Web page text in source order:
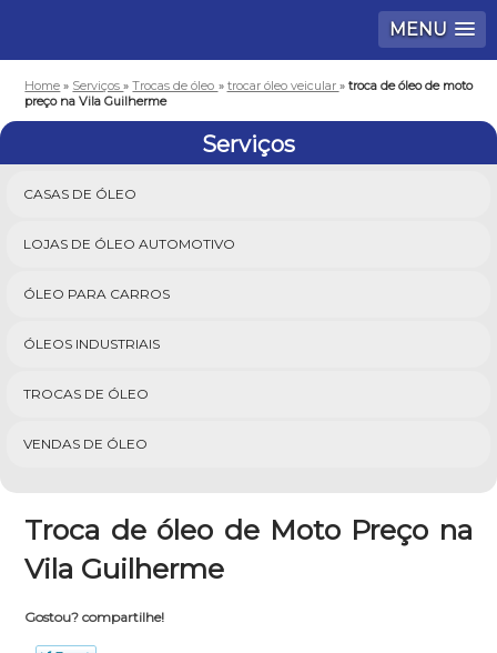
MENU
Home » Serviços»Trocas de óleo » trocar óleo veicular » troca de óleo de moto
preço na Vila Guilherme
Serviços
CASAS DE ÓLEO
LOJAS DE ÓLEO AUTOMOTIVO
ÓLEO PARA CARROS
ÓLEOS INDUSTRIAIS
TROCAS DE ÓLEO
VENDAS DE ÓLEO
Troca de óleo de Moto Preço na
Vila Guilherme
Gostou? compartilhe!